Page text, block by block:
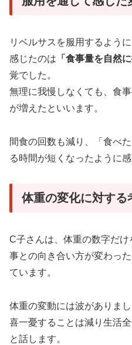
リベルサスを服用するよう
感じたのは 「食事量を自然
覚でした。
無理に我慢しなくても、食
が増えたといいます。
間食の回数も減り、「食べ
る時間が短くなったように感
体重の変化に対する
C子さんは、体重の数字だ
事との向き合い方が変わっ
ています。
体重の変動には波がありま
喜一憂することは減り生活
と話します。